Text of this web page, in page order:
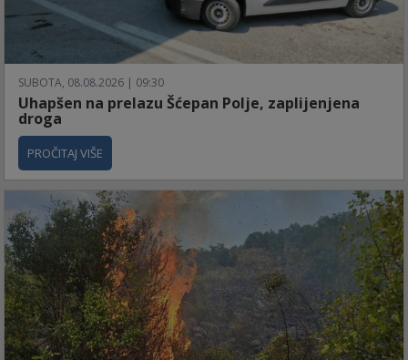
SUBOTA, 08.08.2026 | 09:30
Uhapšen na prelazu Šćepan Polje, zaplijenjena
droga
PROČITAJ VIŠE